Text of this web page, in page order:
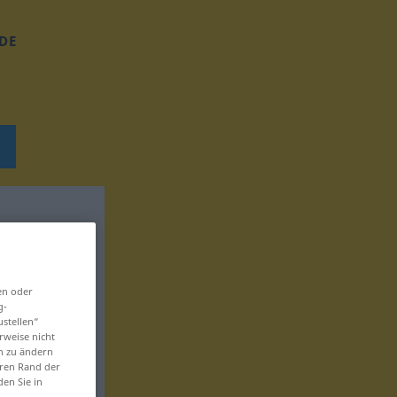
DE
oder
nicht
zu ändern
Rand der
Sie in